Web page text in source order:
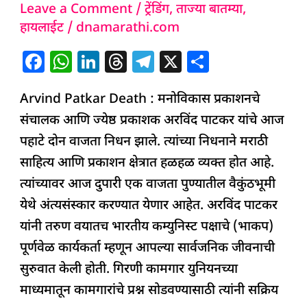
Leave a Comment /ट्रेंडिंग,ताज्या बातम्या,
हायलाईट/ dnamarathi.com
F
c
e
b
o
o
k
W
at
s
A
p
p
Li
k
e
dI
n
T
re
a
d
s
T
el
e
g
ra
m
X
ar
e
Arvind Patkar Death : मनोविकास प्रकाशनचे
संचालक आणि ज्येष्ठ प्रकाशक अरविंद पाटकर यांचे आज
पहाटे दोन वाजता निधन झाले. त्यांच्या निधनाने मराठी
साहित्य आणि प्रकाशन क्षेत्रात हळहळ व्यक्त होत आहे.
त्यांच्यावर आज दुपारी एक वाजता पुण्यातील वैकुंठभूमी
येथे अंत्यसंस्कार करण्यात येणार आहेत. अरविंद पाटकर
यांनी तरुण वयातच भारतीय कम्युनिस्ट पक्षाचे (भाकप)
पूर्णवेळ कार्यकर्ता म्हणून आपल्या सार्वजनिक जीवनाची
सुरुवात केली होती. गिरणी कामगार युनियनच्या
माध्यमातून कामगारांचे प्रश्न सोडवण्यासाठी त्यांनी सक्रिय